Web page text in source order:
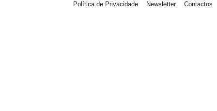
Política de Privacidade
Newsletter Contactos